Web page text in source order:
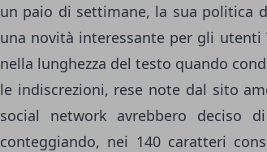
un paio di settimane, la sua politica
una novità interessante per gli
nella lunghezza del testo quando
le indiscrezioni, rese note dal sito
social network avrebbero
conteggiando, nei 140 caratteri